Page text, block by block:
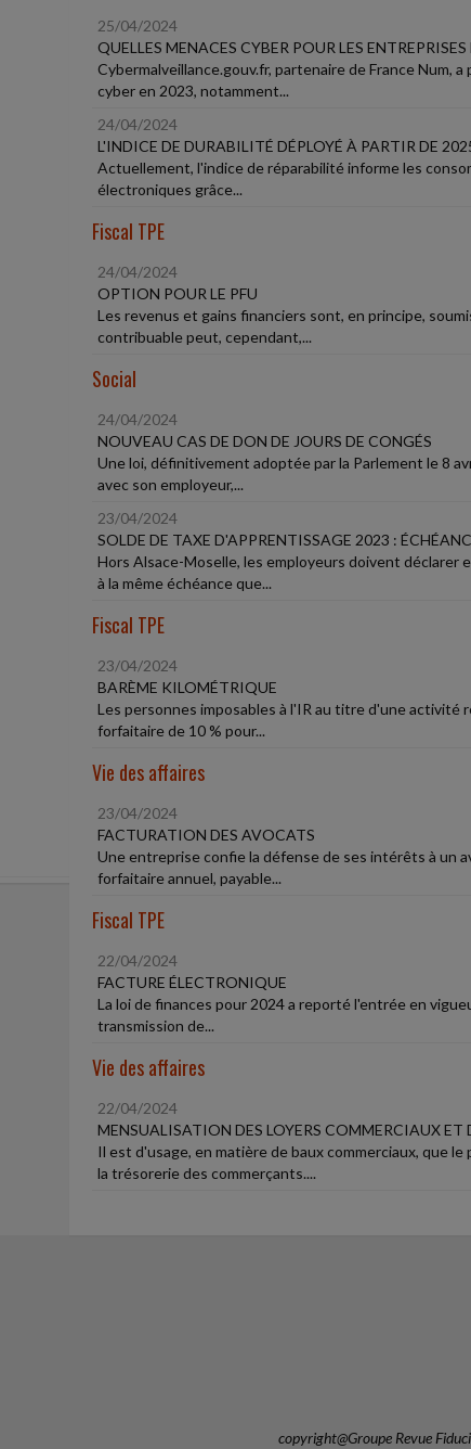
25/04/2024
QUELLES MENACES CYBER POUR LES ENTREPRISES
Cybermalveillance.gouv.fr, partenaire de France Num,
cyber en 2023, notamment...
24/04/2024
L'INDICE DE DURABILITÉ DÉPLOYÉ À PARTIR DE
Actuellement, l'indice de réparabilité informe les
électroniques grâce...
Fiscal TPE
24/04/2024
OPTION POUR LE PFU
Les revenus et gains financiers sont, en principe,
contribuable peut, cependant,...
Social
24/04/2024
NOUVEAU CAS DE DON DE JOURS DE CONGÉS
Une loi, définitivement adoptée par la Parlement le 8
avec son employeur,...
23/04/2024
SOLDE DE TAXE D'APPRENTISSAGE 2023 :
Hors Alsace-Moselle, les employeurs doivent déclarer
à la même échéance que...
Fiscal TPE
23/04/2024
BARÈME KILOMÉTRIQUE
Les personnes imposables à l'IR au titre d'une activité
forfaitaire de 10 % pour...
Vie des affaires
23/04/2024
FACTURATION DES AVOCATS
Une entreprise confie la défense de ses intérêts à un
forfaitaire annuel, payable...
Fiscal TPE
22/04/2024
FACTURE ÉLECTRONIQUE
La loi de finances pour 2024 a reporté l'entrée en
transmission de...
Vie des affaires
22/04/2024
MENSUALISATION DES LOYERS COMMERCIAUX
Il est d'usage, en matière de baux commerciaux, que
la trésorerie des commerçants....
copyright@Groupe Revue